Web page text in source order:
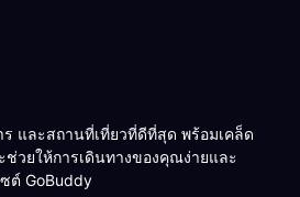
และสถานที่เที่ยวที่ดีที่สุด พร้อมเคล็ด
วยให้การเดินทางของคุณง่ายและ
ต์ GoBuddy